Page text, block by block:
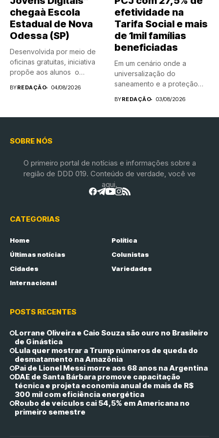
chegaà Escola
Estadual de Nova
Odessa (SP)
Desenvolvida por meio de
oficinas gratuitas, iniciativa
propõe aos alunos o
BYREDAÇÃO 04/08/2026
efetividade na
Tarifa Social e mais
de 1mil famílias
beneficiadas
Em um cenário onde a
universalização do
saneamento e a proteção
BYREDAÇÃO 03/08/2026
SOBRE NÓS
O primeiro portal de notícias e informações sobre a
região de DDD 019. Conteúdo de verdade, você ve
aqui.
CATEGORIAS
Home
Política
Últimas notícias
Colunistas
Cidades
Variedades
Internacional
POSTS RECENTES
Lorrane Oliveira e Caio Souza são ouro no Brasileiro
de Ginástica
Lula quer mostrar a Trump números de queda do
desmatamento na Amazônia
Pai de Lionel Messi morre aos 68 anos na Argentina
DAE de Santa Bárbara promove capacitação
técnica e projeta economia anual de mais de R$
300 mil com eficiência energética
Roubo de veículos cai 54,5% em Americana no
primeiro semestre